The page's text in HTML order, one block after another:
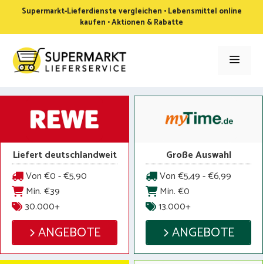
springen
Supermarkt-Lieferdienste vergleichen • Lebensmittel online
kaufen • Aktionen & Rabatte
Menü
Liefert deutschlandweit
Von €0 - €5,90
Min. €39
30.000+
ANGEBOTE
Große Auswahl
Von €5,49 - €6,99
Min. €0
13.000+
ANGEBOTE